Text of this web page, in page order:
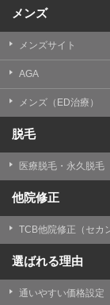
【外部委託につ
TCBグループ
おいて、取得
務委託先に委
いを委託する
正に管理され
【第三者提供に
TCBグループ
められる場合
委託先以外の
ん。
TCBグループ
について、こ
問合せ先：個
メンズ
メンズサイト
AGA
メンズ（ED治療）
脱毛
医療脱毛・永久脱毛
他院修正
TCB他院修正（セカ
選ばれる理由
通いやすい価格設定